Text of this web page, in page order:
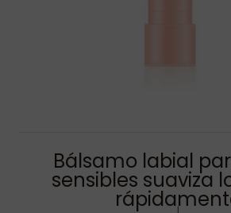
Bálsamo labial
sensibles suaviza